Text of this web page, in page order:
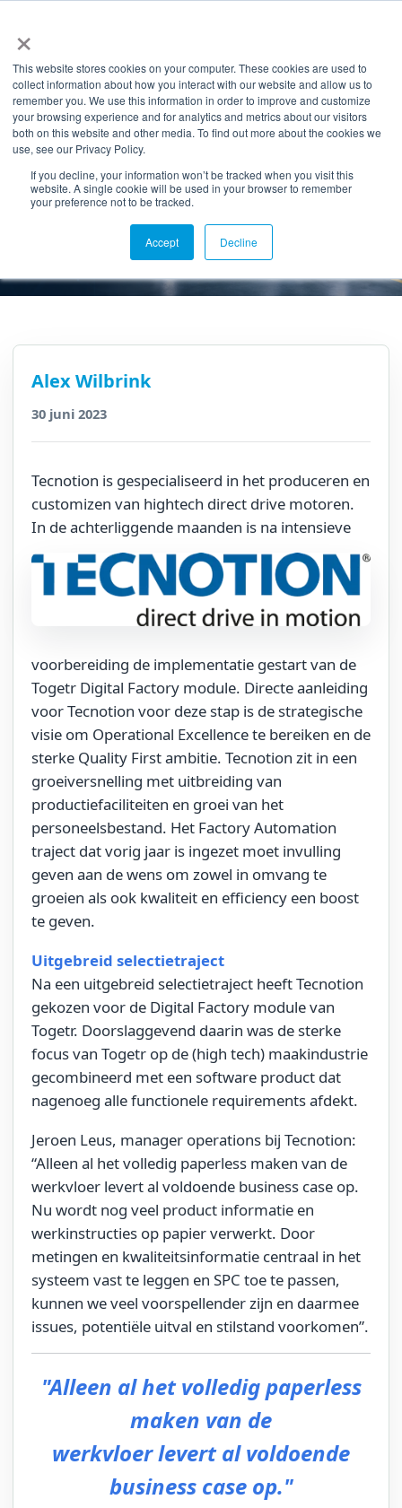
×
This website stores cookies on your computer. These cookies are used to
collect information about how you interact with our website and allow us to
remember you. We use this information in order to improve and customize
your browsing experience and for analytics and metrics about our visitors
both on this website and other media. To find out more about the cookies we
use, see our Privacy Policy.
If you decline, your information won’t be tracked when you visit this
website. A single cookie will be used in your browser to remember
your preference not to be tracked.
Accept Decline
30 JUNI 2023
Tecnotion start met
Togetr Digital
Factory
Alex Wilbrink
30 juni 2023
Tecnotion is gespecialiseerd in het produceren en
customizen van hightech direct drive motoren.
In de achterliggende maanden is na intensieve
voorbereiding de implementatie gestart van de
Togetr Digital Factory module. Directe aanleiding
voor Tecnotion voor deze stap is de strategische
visie om Operational Excellence te bereiken en de
sterke Quality First ambitie. Tecnotion zit in een
groeiversnelling met uitbreiding van
productiefaciliteiten en groei van het
personeelsbestand. Het Factory Automation
traject dat vorig jaar is ingezet moet invulling
geven aan de wens om zowel in omvang te
groeien als ook kwaliteit en efficiency een boost
te geven.
Uitgebreid selectietraject
Na een uitgebreid selectietraject heeft Tecnotion
gekozen voor de Digital Factory module van
Togetr. Doorslaggevend daarin was de sterke
focus van Togetr op de (high tech) maakindustrie
gecombineerd met een software product dat
nagenoeg alle functionele requirements afdekt.
Jeroen Leus, manager operations bij Tecnotion:
“Alleen al het volledig paperless maken van de
werkvloer levert al voldoende business case op.
Nu wordt nog veel product informatie en
werkinstructies op papier verwerkt. Door
metingen en kwaliteitsinformatie centraal in het
systeem vast te leggen en SPC toe te passen,
kunnen we veel voorspellender zijn en daarmee
issues, potentiële uitval en stilstand voorkomen”.
"Alleen al het volledig paperless
maken van de
werkvloer levert al voldoende
business case op."